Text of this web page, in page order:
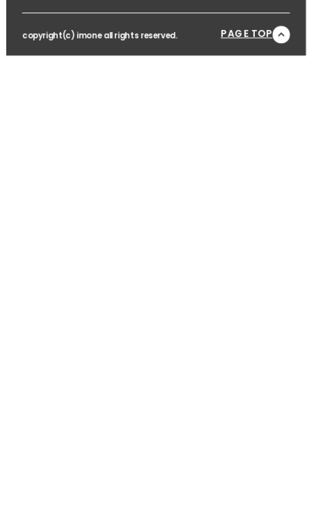
copyright(c) imone all rights reserved. PAGE TOP